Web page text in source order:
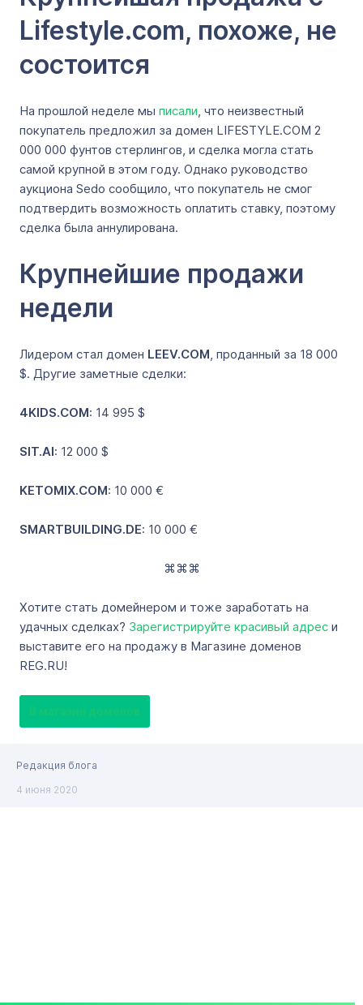
Lifestyle.com, похоже, не
состоится
На прошлой неделе мы писали, что неизвестный
покупатель предложил за домен LIFESTYLE.COM 2
000 000 фунтов стерлингов, и сделка могла стать
самой крупной в этом году. Однако руководство
аукциона Sedo сообщило, что покупатель не смог
подтвердить возможность оплатить ставку, поэтому
сделка была аннулирована.
Крупнейшие продажи
недели
Лидером стал домен LEEV.COM, проданный за 18 000
$. Другие заметные сделки:
4KIDS.COM: 14 995 $
SIT.AI: 12 000 $
KETOMIX.COM: 10 000 €
SMARTBUILDING.DE: 10 000 €
⌘⌘⌘
Хотите стать домейнером и тоже заработать на
удачных сделках? Зарегистрируйте красивый адрес и
выставите его на продажу в Магазине доменов
REG.RU!
В магазин доменов
Редакция блога
4 июня 2020